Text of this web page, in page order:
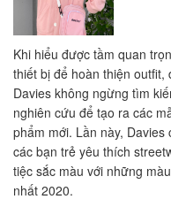
Khi hiểu được tầm quan
thiết bị để hoàn thiện outfit,
Davies không ngừng tìm
nghiên cứu để tạo ra các
phẩm mới. Lần này, Davies
các bạn trẻ yêu thích
tiệc sắc màu với những
nhất 2020.